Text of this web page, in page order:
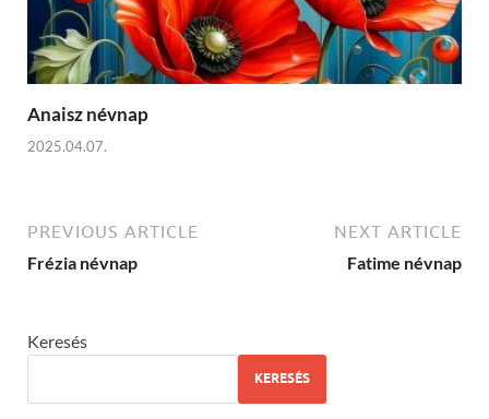
Anaisz névnap
2025.04.07.
PREVIOUS ARTICLE
Frézia névnap
NEXT ARTICLE
Fatime névnap
Keresés
KERESÉS